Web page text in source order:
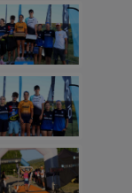
frontón